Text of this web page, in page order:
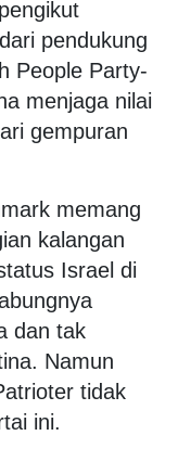
pendukung
People Party-
menjaga nilai
gempuran
memang
kalangan
Israel di
dan tak
Namun
tidak
ini.